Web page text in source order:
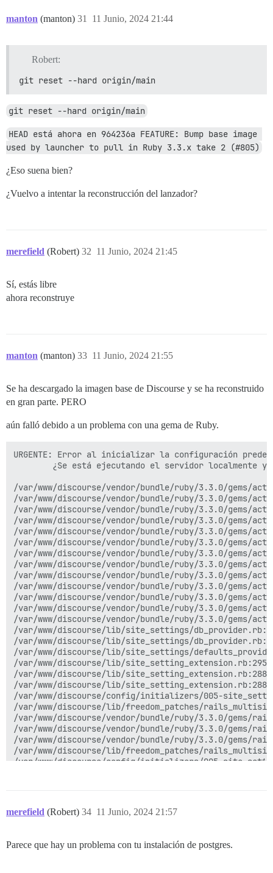
manton (manton) 11 Junio, 2024 21:44
31
Robert:
git reset --hard origin/main
git reset --hard origin/main
HEAD está ahora en 964236a FEATURE: Bump base image
used by launcher to pull in Ruby 3.3.x take 2 (#805)
¿Eso suena bien?
¿Vuelvo a intentar la reconstrucción del lanzador?
merefield (Robert) 11 Junio, 2024 21:45
32
Sí, estás libre
ahora reconstruye
manton (manton) 11 Junio, 2024 21:55
33
Se ha descargado la imagen base de Discourse y se ha reconstruido
en gran parte. PERO
aún falló debido a un problema con una gema de Ruby.
URGENTE: Error al inicializar la configuración predeterminada del sitio: ActiveRecord::ConnectionNotEstablished. La conexión al servidor en el socket "/var/run/postgresql/.s.PGSQL.5432" falló: No existe tal archivo o directorio
        ¿Se está ejecutando el servidor localmente y aceptando conexiones en ese socket?

/var/www/discourse/vendor/bundle/ruby/3.3.0/gems/activerecord-7.0.8.4/lib/active_record/connection_adapters/postgresql_adapter.rb:87:in `rescue in new_client'
/var/www/discourse/vendor/bundle/ruby/3.3.0/gems/activerecord-7.0.8.4/lib/active_record/connection_adapters/postgresql_adapter.rb:77:in `new_client'
/var/www/discourse/vendor/bundle/ruby/3.3.0/gems/activerecord-7.0.8.4/lib/active_record/connection_adapters/postgresql_adapter.rb:37:in `postgresql_connection'
/var/www/discourse/vendor/bundle/ruby/3.3.0/gems/activerecord-7.0.8.4/lib/active_record/connection_adapters/abstract/connection_pool.rb:656:in `public_send'
/var/www/discourse/vendor/bundle/ruby/3.3.0/gems/activerecord-7.0.8.4/lib/active_record/connection_adapters/abstract/connection_pool.rb:656:in `new_connection'
/var/www/discourse/vendor/bundle/ruby/3.3.0/gems/activerecord-7.0.8.4/lib/active_record/connection_adapters/abstract/connection_pool.rb:700:in `checkout_new_connection'
/var/www/discourse/vendor/bundle/ruby/3.3.0/gems/activerecord-7.0.8.4/lib/active_record/connection_adapters/abstract/connection_pool.rb:679:in `try_to_checkout_new_connection'
/var/www/discourse/vendor/bundle/ruby/3.3.0/gems/activerecord-7.0.8.4/lib/active_record/connection_adapters/abstract/connection_pool.rb:640:in `acquire_connection'
/var/www/discourse/vendor/bundle/ruby/3.3.0/gems/activerecord-7.0.8.4/lib/active_record/connection_adapters/abstract/connection_pool.rb:341:in `checkout'
/var/www/discourse/vendor/bundle/ruby/3.3.0/gems/activerecord-7.0.8.4/lib/active_record/connection_adapters/abstract/connection_pool.rb:181:in `connection'
/var/www/discourse/vendor/bundle/ruby/3.3.0/gems/activerecord-7.0.8.4/lib/active_record/connection_adapters/abstract/connection_handler.rb:211:in `retrieve_connection'
/var/www/discourse/vendor/bundle/ruby/3.3.0/gems/activerecord-7.0.8.4/lib/active_record/connection_handling.rb:313:in
merefield (Robert) 11 Junio, 2024 21:57
34
Parece que hay un problema con tu instalación de postgres.